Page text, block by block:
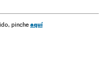
pinche aquí